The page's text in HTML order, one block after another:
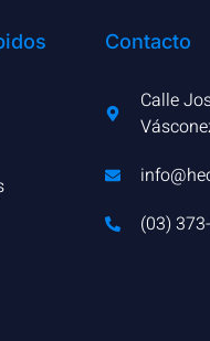
Contacto
Calle
(03)